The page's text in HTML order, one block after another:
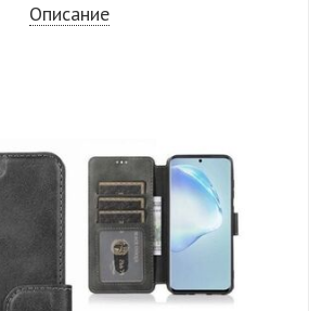
Описание